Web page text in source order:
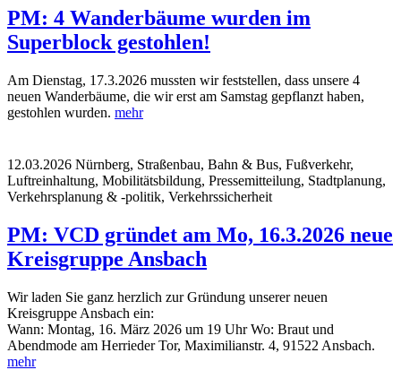
PM: 4 Wanderbäume wurden im
Superblock gestohlen!
Am Dienstag, 17.3.2026 mussten wir feststellen, dass unsere 4
neuen Wanderbäume, die wir erst am Samstag gepflanzt haben,
gestohlen wurden. mehr
12.03.2026 Nürnberg, Straßenbau, Bahn & Bus, Fußverkehr,
Luftreinhaltung, Mobilitätsbildung, Pressemitteilung, Stadtplanung,
Verkehrsplanung & -politik, Verkehrssicherheit
PM: VCD gründet am Mo, 16.3.2026 neue
Kreisgruppe Ansbach
Wir laden Sie ganz herzlich zur Gründung unserer neuen
Kreisgruppe Ansbach ein:
Wann: Montag, 16. März 2026 um 19 Uhr Wo: Braut und
Abendmode am Herrieder Tor, Maximilianstr. 4, 91522 Ansbach.
mehr